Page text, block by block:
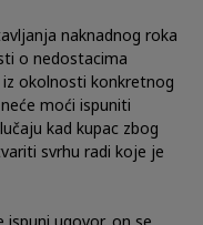
naknadnog roka
o nedostacima
okolnosti konkretnog
moći ispuniti
kad kupac zbog
svrhu radi koje je